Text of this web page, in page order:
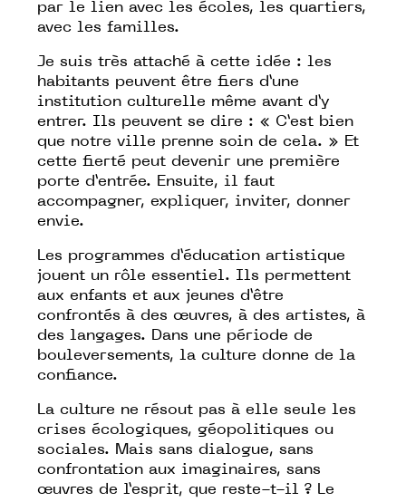
par le lien avec les écoles, les quartiers,
avec les familles.
Je suis très attaché à cette idée : les
habitants peuvent être fiers d’une
institution culturelle même avant d’y
entrer. Ils peuvent se dire : « C’est bien
que notre ville prenne soin de cela. » Et
cette fierté peut devenir une première
porte d’entrée. Ensuite, il faut
accompagner, expliquer, inviter, donner
envie.
Les programmes d’éducation artistique
jouent un rôle essentiel. Ils permettent
aux enfants et aux jeunes d’être
confrontés à des œuvres, à des artistes, à
des langages. Dans une période de
bouleversements, la culture donne de la
confiance.
La culture ne résout pas à elle seule les
crises écologiques, géopolitiques ou
sociales. Mais sans dialogue, sans
confrontation aux imaginaires, sans
œuvres de l’esprit, que reste-t-il ? Le